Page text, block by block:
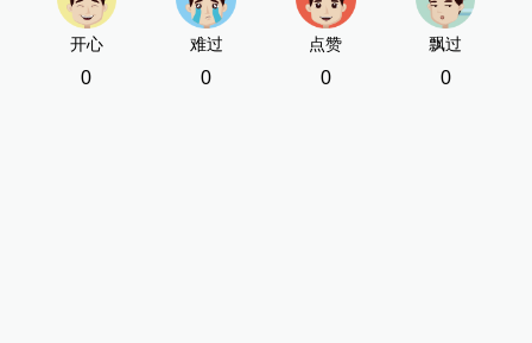
开心
0
难过
0
点赞
0
飘过
0